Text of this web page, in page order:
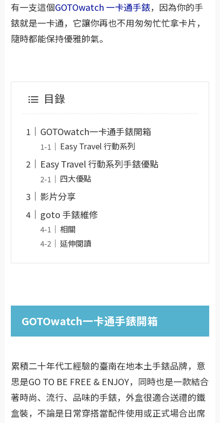
有一支這個GOTOwatch 一卡通手錶，因為你的手
錶就是一卡通，它讓你再也不用匆匆忙忙拿卡片，
隨時都能保持優雅帥氣。
目錄
GOTOwatch一卡通手錶開箱
Easy Travel 行動系列
Easy Travel 行動系列手錶優點
四大優點
影片分享
goto 手錶維修
相關
延伸閱讀
GOTOwatch一卡通手錶開箱
累積二十年代工經驗的臺南在地本土手錶品牌，意
思是GO TO BE FREE & ENJOY，同時也是一款結合
著時尚、流行、品味的手錶，外盒很適合送禮的鐵
盒裝，不論是日常穿搭當配件使用或正式場合出席